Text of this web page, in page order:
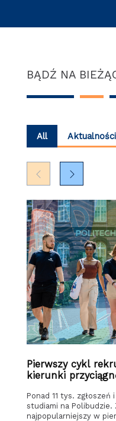
BĄDŹ NA
All Aktualności
Pierwszy cykl
kierunki
Ponad 11 tys.
studiami na Polibudzie.
najpopularniejszy w